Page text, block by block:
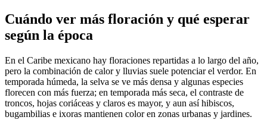
Cuándo ver más floración y qué esperar
según la época
En el Caribe mexicano hay floraciones repartidas a lo largo del año,
pero la combinación de calor y lluvias suele potenciar el verdor. En
temporada húmeda, la selva se ve más densa y algunas especies
florecen con más fuerza; en temporada más seca, el contraste de
troncos, hojas coriáceas y claros es mayor, y aun así hibiscos,
bugambilias e ixoras mantienen color en zonas urbanas y jardines.